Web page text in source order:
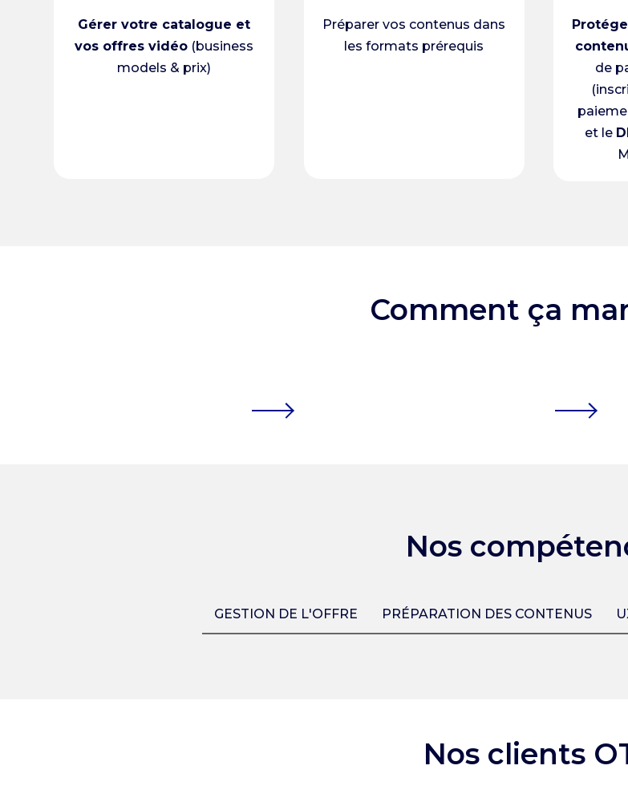
Gérer votre catalogue et
vos offres vidéo (business
models & prix)
Préparer vos contenus dans
les formats prérequis
de
et le
Comment ça
Nos
GESTION DE L'OFFRE PRÉPARATION DES CONTENUS
Nos clients